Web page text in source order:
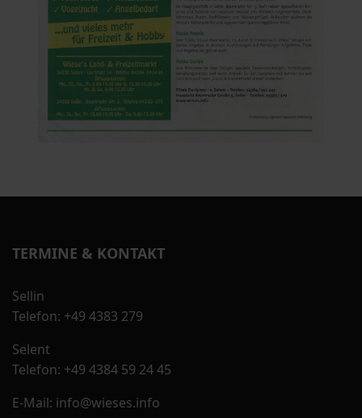
TERMINE & KONTAKT
Sellin
Telefon: +49 4383 279
Selent
Telefon: +49 4384 59 24 45
E-Mail: info@wieses.info